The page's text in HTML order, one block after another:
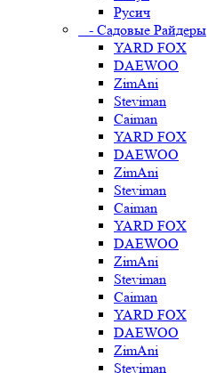
Русич
- Садовые Райдеры
YARD FOX
DAEWOO
ZimAni
Steviman
Caiman
YARD FOX
DAEWOO
ZimAni
Steviman
Caiman
YARD FOX
DAEWOO
ZimAni
Steviman
Caiman
YARD FOX
DAEWOO
ZimAni
Steviman